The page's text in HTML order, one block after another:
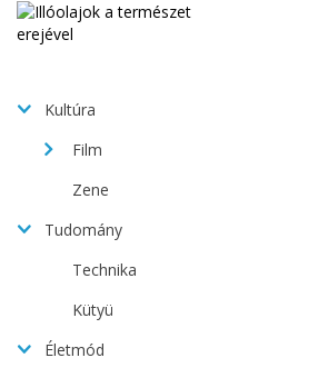
Kultúra
Film
Zene
Tudomány
Technika
Kütyü
Életmód